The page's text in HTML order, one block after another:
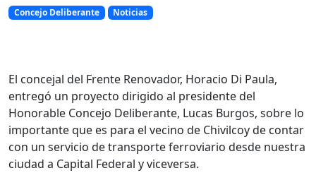
Concejo Deliberante Noticias
El concejal del Frente Renovador, Horacio Di Paula,
entregó un proyecto dirigido al presidente del
Honorable Concejo Deliberante, Lucas Burgos, sobre lo
importante que es para el vecino de Chivilcoy de contar
con un servicio de transporte ferroviario desde nuestra
ciudad a Capital Federal y viceversa.